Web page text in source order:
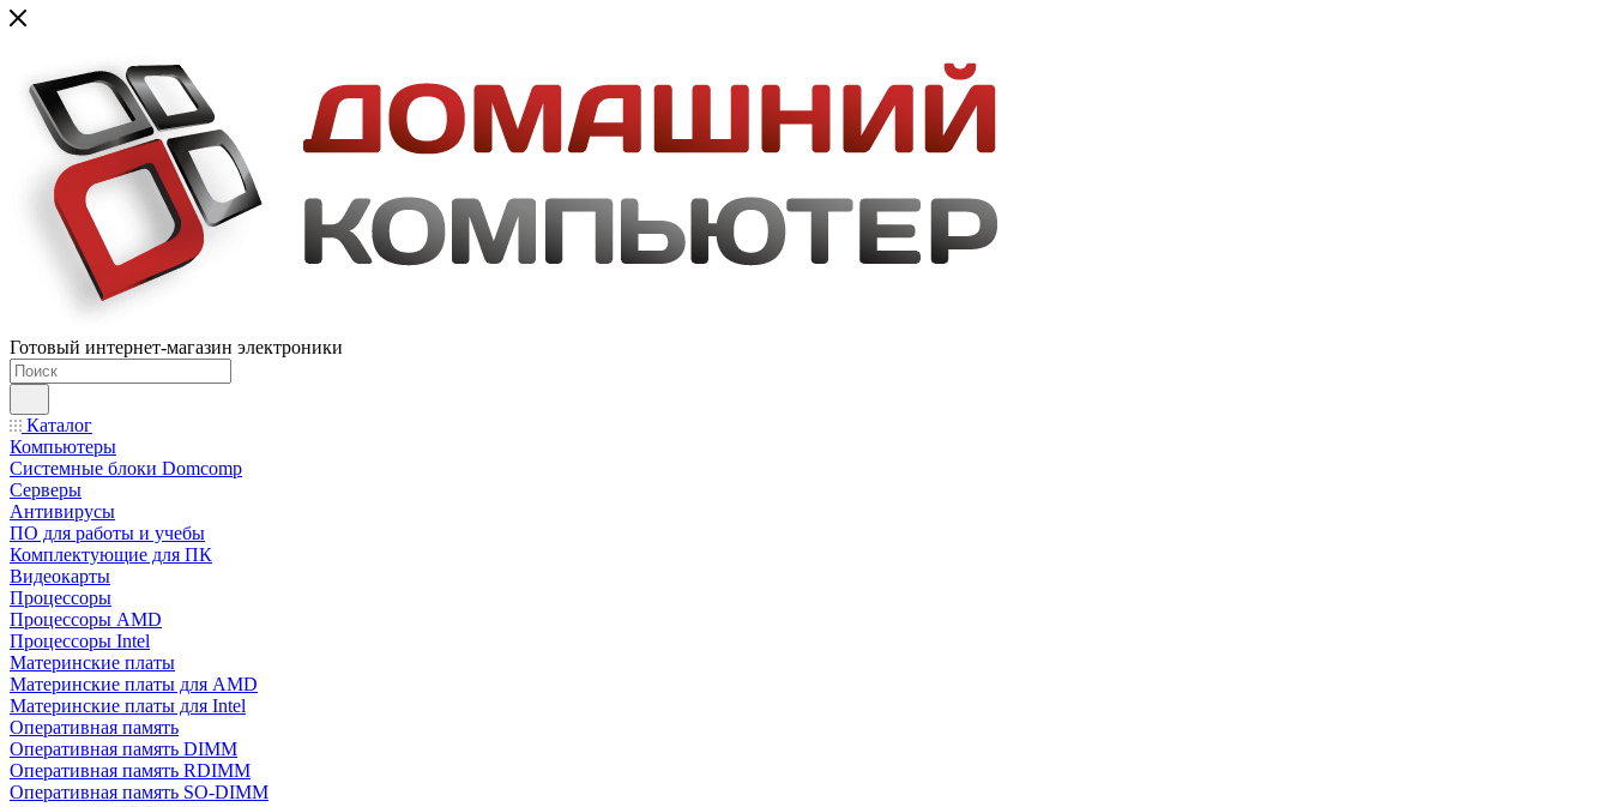
Готовый интернет-магазин электроники
Каталог
Компьютеры
Системные блоки Domcomp
Серверы
Антивирусы
ПО для работы и учебы
Комплектующие для ПК
Видеокарты
Процессоры
Процессоры AMD
Процессоры Intel
Материнские платы
Материнские платы для AMD
Материнские платы для Intel
Оперативная память
Оперативная память DIMM
Оперативная память RDIMM
Оперативная память SO-DIMM